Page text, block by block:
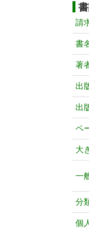
請
書
著
出
出
ペ
大
一
分
個